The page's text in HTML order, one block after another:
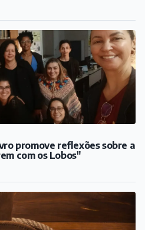
promove reflexões sobre a
com os Lobos"